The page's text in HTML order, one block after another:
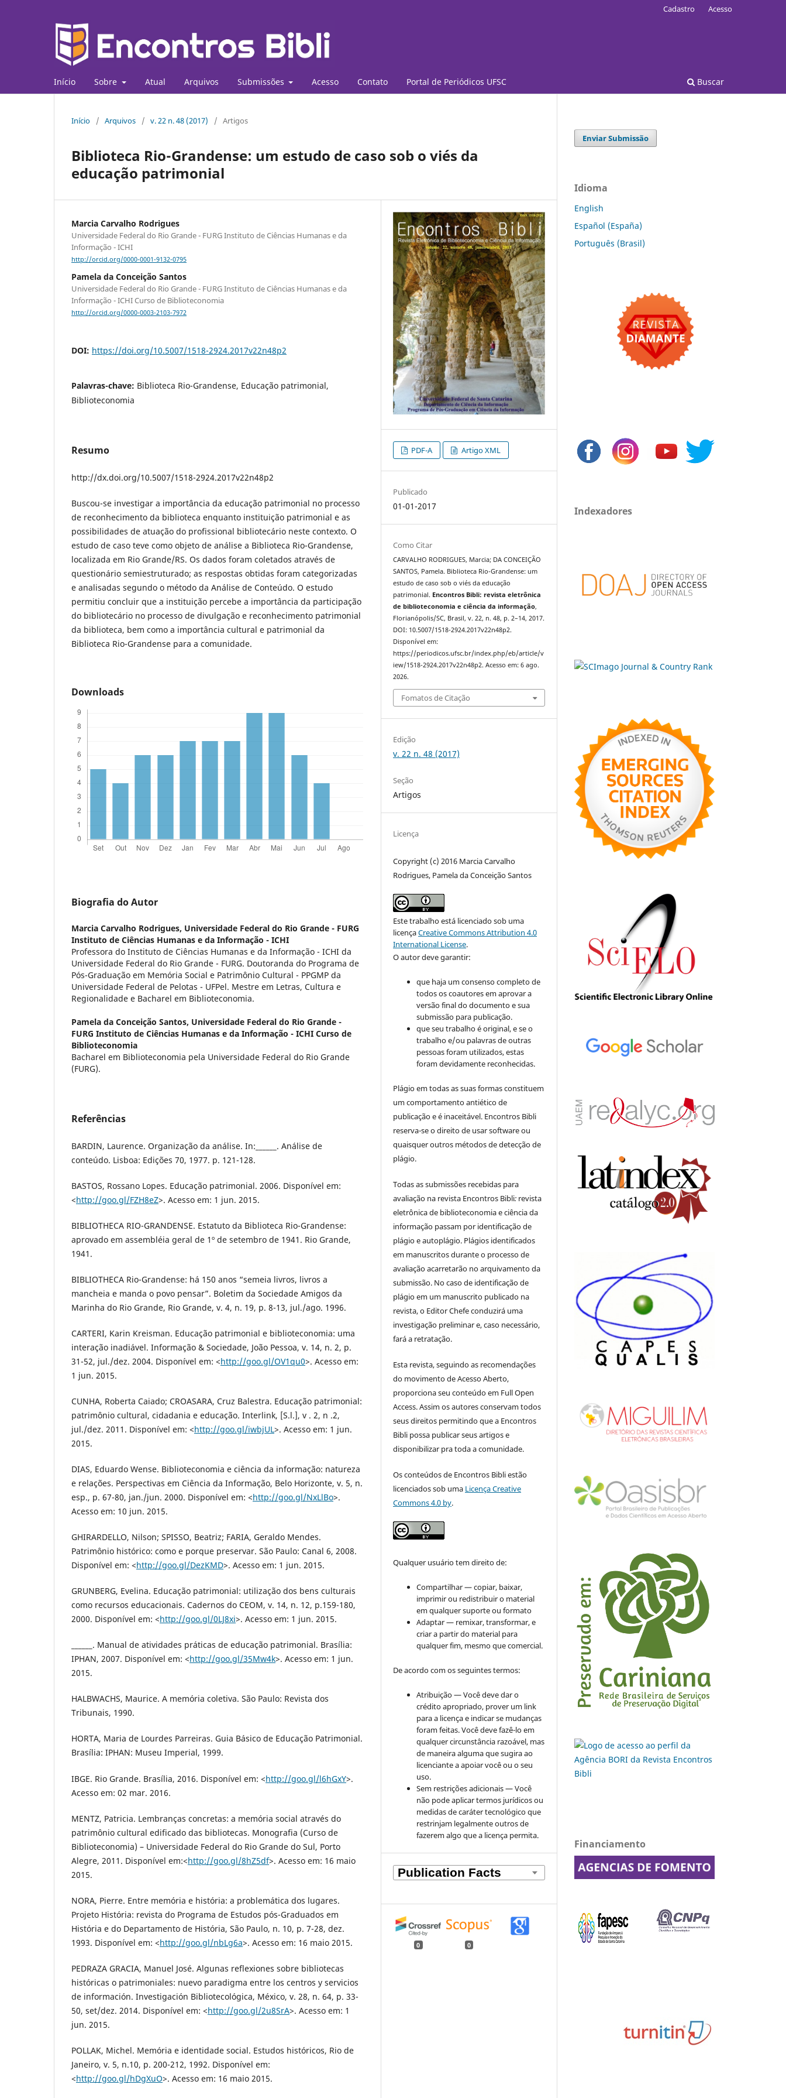
Início Sobre Atual Arquivos Submissões Acesso Contato Portal de Periódicos UFSC Buscar
Cadastro Acesso
Início / Arquivos / v. 22 n. 48 (2017) / Artigos
Biblioteca Rio-Grandense: um estudo de caso sob o viés da
educação patrimonial
Marcia Carvalho Rodrigues
Universidade Federal do Rio Grande - FURG Instituto de Ciências Humanas e da
Informação - ICHI
http://orcid.org/0000-0001-9132-0795
Pamela da Conceição Santos
Universidade Federal do Rio Grande - FURG Instituto de Ciências Humanas e da
Informação - ICHI Curso de Biblioteconomia
http://orcid.org/0000-0003-2103-7972
DOI: https://doi.org/10.5007/1518-2924.2017v22n48p2
Palavras-chave: Biblioteca Rio-Grandense, Educação patrimonial,
Biblioteconomia
Resumo
http://dx.doi.org/10.5007/1518-2924.2017v22n48p2
Buscou-se investigar a importância da educação patrimonial no processo
de reconhecimento da biblioteca enquanto instituição patrimonial e as
possibilidades de atuação do profissional bibliotecário neste contexto. O
estudo de caso teve como objeto de análise a Biblioteca Rio-Grandense,
localizada em Rio Grande/RS. Os dados foram coletados através de
questionário semiestruturado; as respostas obtidas foram categorizadas
e analisadas segundo o método da Análise de Conteúdo. O estudo
permitiu concluir que a instituição percebe a importância da participação
do bibliotecário no processo de divulgação e reconhecimento patrimonial
da biblioteca, bem como a importância cultural e patrimonial da
Biblioteca Rio-Grandense para a comunidade.
Downloads
Biografia do Autor
Marcia Carvalho Rodrigues, Universidade Federal do Rio Grande - FURG
Instituto de Ciências Humanas e da Informação - ICHI
Professora do Instituto de Ciências Humanas e da Informação - ICHI da
Universidade Federal do Rio Grande - FURG. Doutoranda do Programa de
Pós-Graduação em Memória Social e Patrimônio Cultural - PPGMP da
Universidade Federal de Pelotas - UFPel. Mestre em Letras, Cultura e
Regionalidade e Bacharel em Biblioteconomia.
Pamela da Conceição Santos, Universidade Federal do Rio Grande -
FURG Instituto de Ciências Humanas e da Informação - ICHI Curso de
Biblioteconomia
Bacharel em Biblioteconomia pela Universidade Federal do Rio Grande
(FURG).
Referências
BARDIN, Laurence. Organização da análise. In:______. Análise de
conteúdo. Lisboa: Edições 70, 1977. p. 121-128.
BASTOS, Rossano Lopes. Educação patrimonial. 2006. Disponível em:
<http://goo.gl/FZH8eZ>. Acesso em: 1 jun. 2015.
BIBLIOTHECA RIO-GRANDENSE. Estatuto da Biblioteca Rio-Grandense:
aprovado em assembléia geral de 1º de setembro de 1941. Rio Grande,
1941.
BIBLIOTHECA Rio-Grandense: há 150 anos “semeia livros, livros a
mancheia e manda o povo pensar”. Boletim da Sociedade Amigos da
Marinha do Rio Grande, Rio Grande, v. 4, n. 19, p. 8-13, jul./ago. 1996.
CARTERI, Karin Kreisman. Educação patrimonial e biblioteconomia: uma
interação inadiável. Informação & Sociedade, João Pessoa, v. 14, n. 2, p.
31-52, jul./dez. 2004. Disponível em: <http://goo.gl/OV1qu0>. Acesso em:
1 jun. 2015.
CUNHA, Roberta Caiado; CROASARA, Cruz Balestra. Educação patrimonial:
patrimônio cultural, cidadania e educação. Interlink, [S.l.], v . 2, n .2,
jul./dez. 2011. Disponível em: <http://goo.gl/iwbjUL>. Acesso em: 1 jun.
2015.
DIAS, Eduardo Wense. Biblioteconomia e ciência da informação: natureza
e relações. Perspectivas em Ciência da Informação, Belo Horizonte, v. 5, n.
esp., p. 67-80, jan./jun. 2000. Disponível em: <http://goo.gl/NxLlBo>.
Acesso em: 10 jun. 2015.
GHIRARDELLO, Nilson; SPISSO, Beatriz; FARIA, Geraldo Mendes.
Patrimônio histórico: como e porque preservar. São Paulo: Canal 6, 2008.
Disponível em: <http://goo.gl/DezKMD>. Acesso em: 1 jun. 2015.
GRUNBERG, Evelina. Educação patrimonial: utilização dos bens culturais
como recursos educacionais. Cadernos do CEOM, v. 14, n. 12, p.159-180,
2000. Disponível em: <http://goo.gl/0LJ8xi>. Acesso em: 1 jun. 2015.
______. Manual de atividades práticas de educação patrimonial. Brasília:
IPHAN, 2007. Disponível em: <http://goo.gl/35Mw4k>. Acesso em: 1 jun.
2015.
HALBWACHS, Maurice. A memória coletiva. São Paulo: Revista dos
Tribunais, 1990.
HORTA, Maria de Lourdes Parreiras. Guia Básico de Educação Patrimonial.
Brasília: IPHAN: Museu Imperial, 1999.
IBGE. Rio Grande. Brasília, 2016. Disponível em: <http://goo.gl/l6hGxY>.
Acesso em: 02 mar. 2016.
MENTZ, Patricia. Lembranças concretas: a memória social através do
patrimônio cultural edificado das bibliotecas. Monografia (Curso de
Biblioteconomia) – Universidade Federal do Rio Grande do Sul, Porto
Alegre, 2011. Disponível em:<http://goo.gl/8hZ5df>. Acesso em: 16 maio
2015.
NORA, Pierre. Entre memória e história: a problemática dos lugares.
Projeto História: revista do Programa de Estudos pós-Graduados em
História e do Departamento de História, São Paulo, n. 10, p. 7-28, dez.
1993. Disponível em: <http://goo.gl/nbLg6a>. Acesso em: 16 maio 2015.
PEDRAZA GRACIA, Manuel José. Algunas reflexiones sobre bibliotecas
históricas o patrimoniales: nuevo paradigma entre los centros y servicios
de información. Investigación Bibliotecológica, México, v. 28, n. 64, p. 33-
50, set/dez. 2014. Disponível em: <http://goo.gl/2u8SrA>. Acesso em: 1
jun. 2015.
POLLAK, Michel. Memória e identidade social. Estudos históricos, Rio de
Janeiro, v. 5, n.10, p. 200-212, 1992. Disponível em:
<http://goo.gl/hDgXuO>. Acesso em: 16 maio 2015.
PDF-A Artigo XML
Publicado
01-01-2017
Como Citar
CARVALHO RODRIGUES, Marcia; DA CONCEIÇÃO
SANTOS, Pamela. Biblioteca Rio-Grandense: um
estudo de caso sob o viés da educação
patrimonial. Encontros Bibli: revista eletrônica
de biblioteconomia e ciência da informação,
Florianópolis/SC, Brasil, v. 22, n. 48, p. 2–14, 2017.
DOI: 10.5007/1518-2924.2017v22n48p2.
Disponível em:
https://periodicos.ufsc.br/index.php/eb/article/v
iew/1518-2924.2017v22n48p2. Acesso em: 6 ago.
2026.
Fomatos de Citação
Edição
v. 22 n. 48 (2017)
Seção
Artigos
Licença
Copyright (c) 2016 Marcia Carvalho
Rodrigues, Pamela da Conceição Santos
Este trabalho está licenciado sob uma
licençaCreative Commons Attribution 4.0
International License.
O autor deve garantir:
que haja um consenso completo de
todos os coautores em aprovar a
versão final do documento e sua
submissão para publicação.
que seu trabalho é original, e se o
trabalho e/ou palavras de outras
pessoas foram utilizados, estas
foram devidamente reconhecidas.
Plágio em todas as suas formas constituem
um comportamento antiético de
publicação e é inaceitável. Encontros Bibli
reserva-se o direito de usar software ou
quaisquer outros métodos de detecção de
plágio.
Todas as submissões recebidas para
avaliação na revista Encontros Bibli: revista
eletrônica de biblioteconomia e ciência da
informação passam por identificação de
plágio e autoplágio. Plágios identificados
em manuscritos durante o processo de
avaliação acarretarão no arquivamento da
submissão. No caso de identificação de
plágio em um manuscrito publicado na
revista, o Editor Chefe conduzirá uma
investigação preliminar e, caso necessário,
fará a retratação.
Esta revista, seguindo as recomendações
do movimento de Acesso Aberto,
proporciona seu conteúdo em Full Open
Access. Assim os autores conservam todos
seus direitos permitindo que a Encontros
Bibli possa publicar seus artigos e
disponibilizar pra toda a comunidade.
Os conteúdos de Encontros Bibli estão
licenciados sob uma Licença Creative
Commons 4.0 by.
Qualquer usuário tem direito de:
Compartilhar — copiar, baixar,
imprimir ou redistribuir o material
em qualquer suporte ou formato
Adaptar — remixar, transformar, e
criar a partir do material para
qualquer fim, mesmo que comercial.
De acordo com os seguintes termos:
Atribuição — Você deve dar o
crédito apropriado, prover um link
para a licença e indicar se mudanças
foram feitas. Você deve fazê-lo em
qualquer circunstância razoável, mas
de maneira alguma que sugira ao
licenciante a apoiar você ou o seu
uso.
Sem restrições adicionais — Você
não pode aplicar termos jurídicos ou
medidas de caráter tecnológico que
restrinjam legalmente outros de
fazerem algo que a licença permita.
0 0
Enviar Submissão
Idioma
English
Español (España)
Português (Brasil)
Indexadores
Financiamento